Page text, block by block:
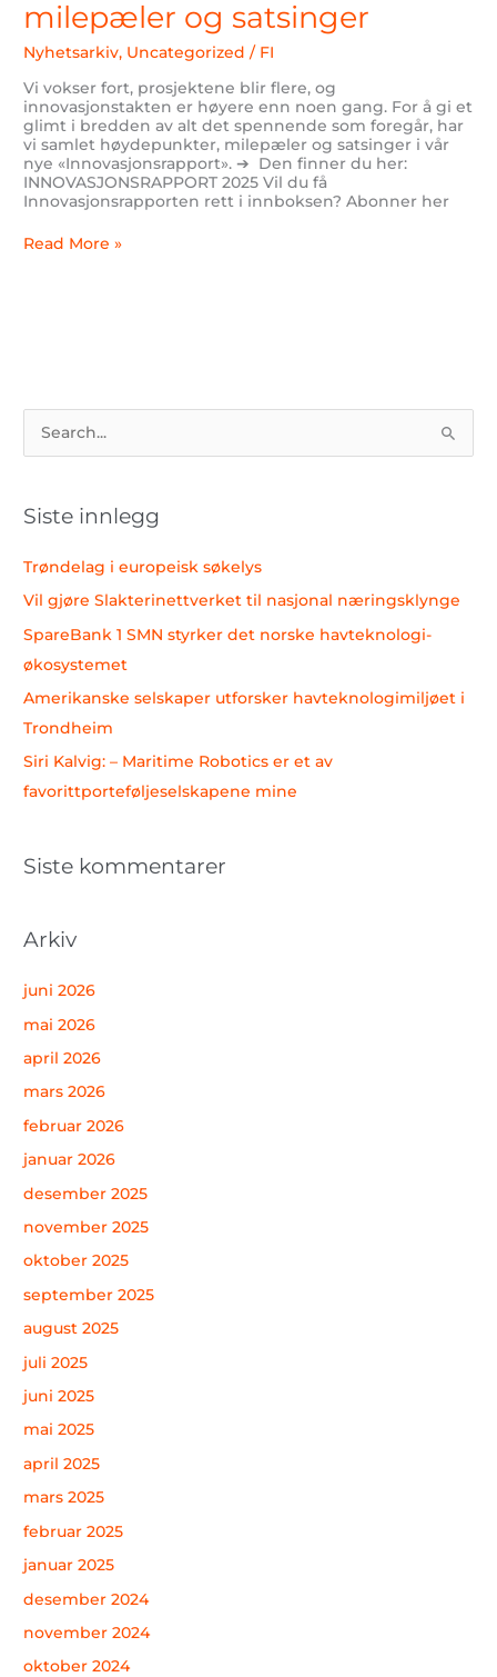
milepæler og satsinger
Nyhetsarkiv, Uncategorized / FI
Vi vokser fort, prosjektene blir flere, og
innovasjonstakten er høyere enn noen gang. For å gi et
glimt i bredden av alt det spennende som foregår, har
vi samlet høydepunkter, milepæler og satsinger i vår
nye «Innovasjonsrapport». ➔ Den finner du her:
INNOVASJONSRAPPORT 2025 Vil du få
Innovasjonsrapporten rett i innboksen? Abonner her
satsinger
Read More »
e
t
:
Siste innlegg
Trøndelag i europeisk søkelys
Vil gjøre Slakterinettverket til nasjonal næringsklynge
SpareBank 1 SMN styrker det norske havteknologi-
økosystemet
Amerikanske selskaper utforsker havteknologimiljøet i
Trondheim
Siri Kalvig: – Maritime Robotics er et av
favorittporteføljeselskapene mine
Siste kommentarer
Arkiv
juni 2026
mai 2026
april 2026
mars 2026
februar 2026
januar 2026
desember 2025
november 2025
oktober 2025
september 2025
august 2025
juli 2025
juni 2025
mai 2025
april 2025
mars 2025
februar 2025
januar 2025
desember 2024
november 2024
oktober 2024